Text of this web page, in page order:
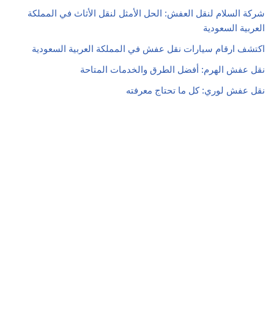
شركة السلام لنقل العفش: الحل الأمثل لنقل الأثاث في المملكة
العربية السعودية
اكتشف ارقام سيارات نقل عفش في المملكة العربية السعودية
نقل عفش الهرم: أفضل الطرق والخدمات المتاحة
نقل عفش لوري: كل ما تحتاج معرفته